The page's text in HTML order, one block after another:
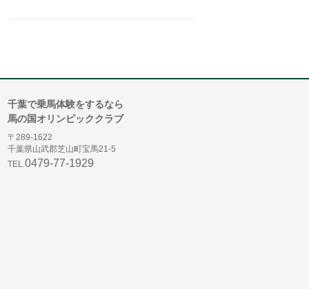
千葉で乗馬体験をするなら
馬の国オリンピッククラブ
〒289-1622
千葉県山武郡芝山町宝馬21-5
TEL.0479-77-1929